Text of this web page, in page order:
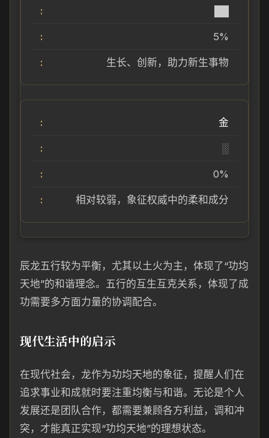
5%
生长、创新，助力新生事物
金
░
0%
相对较弱，象征权威中的柔和成分
辰龙五行较为平衡，尤其以土火为主，体现了“功均
天地”的和谐理念。五行的互生互克关系，体现了成
功需要多方面力量的协调配合。
现代生活中的启示
在现代社会，龙作为功均天地的象征，提醒人们在
追求事业和成就时要注重均衡与和谐。无论是个人
发展还是团队合作，都需要兼顾各方利益，调和冲
突，才能真正实现“功均天地”的理想状态。